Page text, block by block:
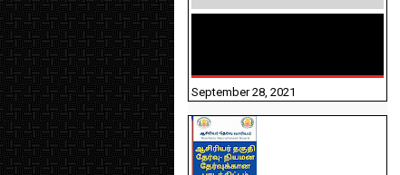
September 28, 2021